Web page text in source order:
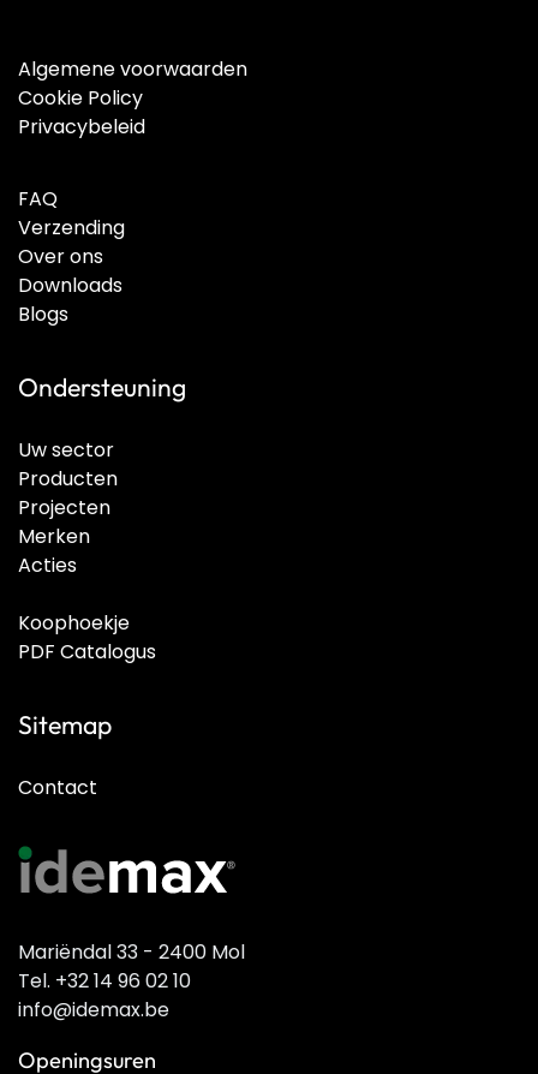
Algemene voorwaarden
Cookie Policy
Privacybeleid
FAQ
Verzending
Over ons
Downloads
Blogs
Ondersteuning
Uw sector
Producten
Projecten
Merken
Acties
Koophoekje
PDF Catalogus
Sitemap
Contact
Mariëndal 33 - 2400 Mol
Tel. +32 14 96 02 10
info@idemax.be
Openingsuren